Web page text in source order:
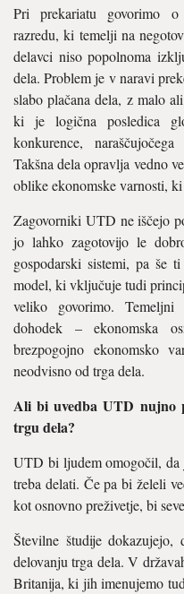
Pri prekariatu govorimo o
razredu, ki temelji na
delavci niso popolnoma
dela. Problem je v naravi
slabo plačana dela, z malo
ki je logična posledica
konkurence,
Takšna dela opravlja vedno
oblike ekonomske varnosti,
Zagovorniki UTD ne iščejo
jo lahko zagotovijo le
gospodarski sistemi, pa še
model, ki vključuje tudi
veliko govorimo.
dohodek – ekonomska
brezpogojno ekonomsko
neodvisno od trga dela.
Ali bi uvedba UTD nujno
trgu dela?
UTD bi ljudem omogočil, da
treba delati. Če pa bi želeli
kot osnovno preživetje, bi
Številne študije
delovanju trga dela. V
Britanija, ki jih imenujemo